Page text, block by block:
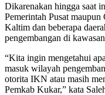
Dikarenakan hingga saat
Pemerintah Pusat
Kaltim dan beberapa
pengembangan di
“Kita ingin mengetahui
masuk wilayah
otorita IKN atau masih
Pemkab Kukar,” kata